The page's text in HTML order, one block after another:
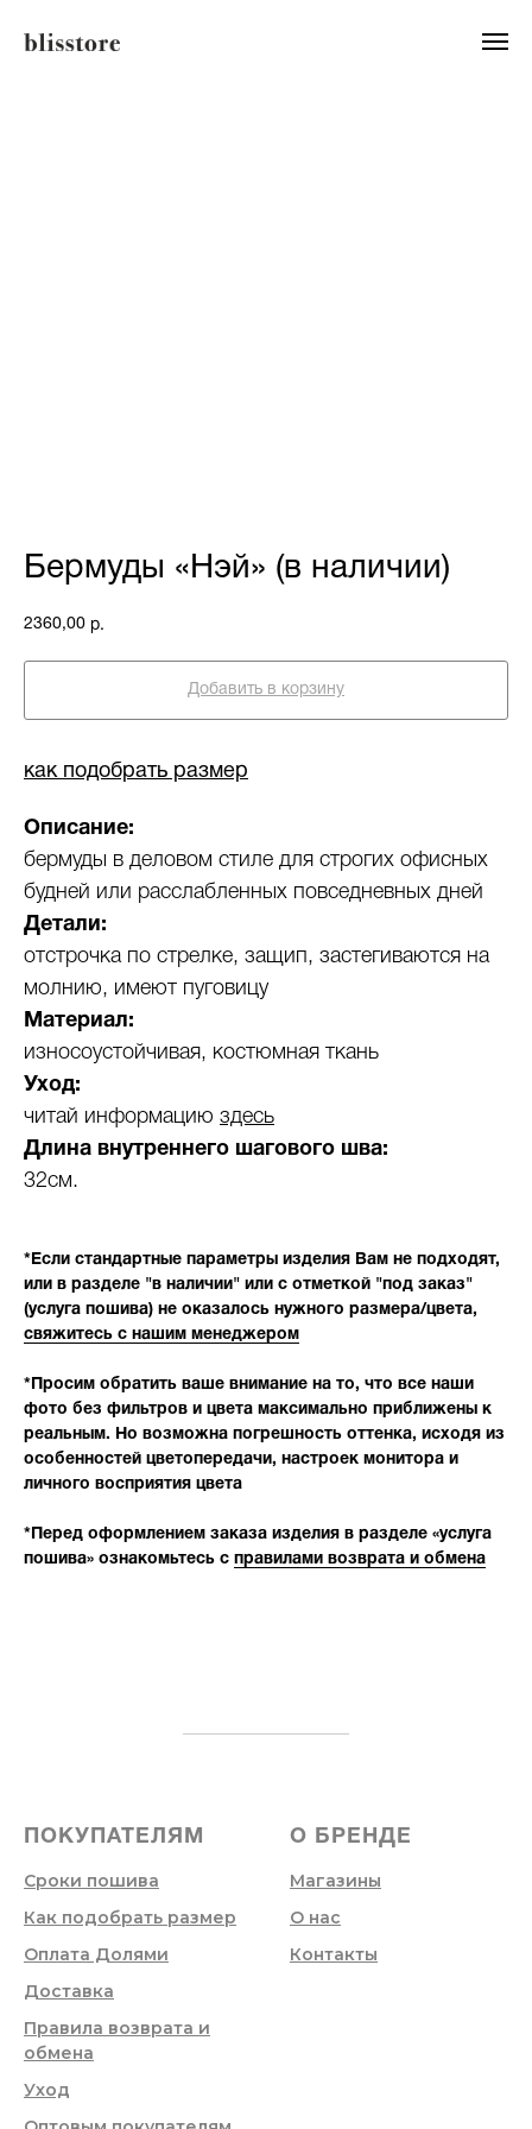
Бермуды «Нэй» (в наличии)
2360,00 р.
Добавить в корзину
как подобрать размер
Описание:
бермуды в деловом стиле для строгих офисных
будней или расслабленных повседневных дней
Детали:
отстрочка по стрелке, защип, застегиваются на
молнию, имеют пуговицу
Материал:
износоустойчивая, костюмная ткань
Уход:
читай информацию здесь
Длина внутреннего шагового шва:
32см.
*Если стандартные параметры изделия Вам не подходят,
или в разделе "в наличии" или с отметкой "под заказ"
(услуга пошива) не оказалось нужного размера/цвета,
свяжитесь с нашим менеджером
*Просим обратить ваше внимание на то, что все наши
фото без фильтров и цвета максимально приближены к
реальным. Но возможна погрешность оттенка, исходя из
особенностей цветопередачи, настроек монитора и
личного восприятия цвета
*Перед оформлением заказа изделия в разделе «услуга
пошива» ознакомьтесь с правилами возврата и обмена
ПОКУПАТЕЛЯМ
Сроки пошива
Как подобрать размер
Оплата Долями
Доставка
Правила возврата и
обмена
Уход
О БРЕНДЕ
Магазины
О нас
Контакты